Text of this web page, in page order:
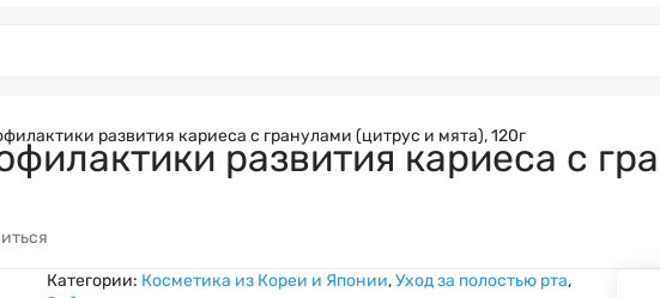
развития кариеса с гранулами (цитрус и мята), 120г
развития кариеса с
Категории: Косметика из Кореи и Японии,Уход за полостью рта,